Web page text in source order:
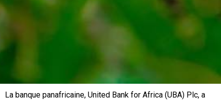
La banque panafricaine, United Bank for Africa (UBA) Plc, a